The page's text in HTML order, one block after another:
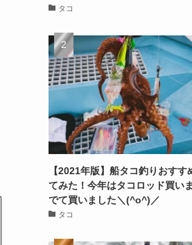
タコ
【2021年版】船タコ釣りおすす
てみた！今年はタコロッド買い
でて買いました＼(^o^)／
タコ